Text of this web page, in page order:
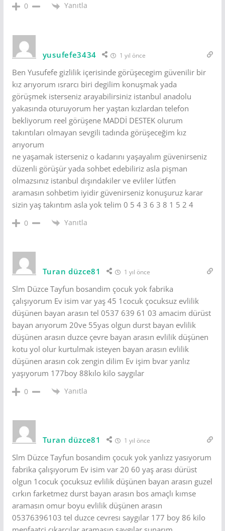
0 Yanıtla
yusufefe3434 1 yıl önce
Ben Yusufefe gizlilik içerisinde görüşecegim güvenilir bir
kız arıyorum ısrarcı biri degilim konuşmak yada
görüşmek isterseniz arayabilirsiniz istanbul anadolu
yakasında oturuyorum her yaştan kızlardan telefon
bekliyorum reel görüşene MADDİ DESTEK olurum
takıntıları olmayan sevgili tadında görüşeceğim kız
arıyorum
ne yaşamak isterseniz o kadarını yaşayalım güvenirseniz
düzenli görüşür yada sohbet edebiliriz asla pişman
olmazsınız istanbul dışındakiler ve evliler lütfen
aramasın sohbetim iyidir güvenirseniz konuşuruz karar
sizin yaş takıntım asla yok telim 0 5 4 3 6 3 8 1 5 2 4
0 Yanıtla
Turan düzce81 1 yıl önce
Slm Düzce Tayfun bosandim çocuk yok fabrika
çalışıyorum Ev isim var yaş 45 1cocuk çocuksuz evlilik
düşünen bayan arasın tel 0537 639 61 03 amacim dürüst
bayan arıyorum 20ve 55yas olgun durst bayan evlilik
düşünen arasın duzce çevre bayan arasın evlilik düşünen
kotu yol olur kurtulmak isteyen bayan arasın evlilik
düşünen arasın cok zengin dilim Ev işim bvar yanlız
yaşıyorum 177boy 88kılo kilo saygılar
0 Yanıtla
Turan düzce81 1 yıl önce
Slm Düzce Tayfun bosandim çocuk yok yanlızz yasıyorum
fabrika çalışıyorum Ev isim var 20 60 yaş arası dürüst
olgun 1cocuk çocuksuz evlilik düşünen bayan arasın guzel
cırkın farketmez durst bayan arasın bos amaçlı kımse
aramasın omur boyu evlilik düşünen arasın
05376396103 tel duzce cevresı saygılar 177 boy 86 kilo